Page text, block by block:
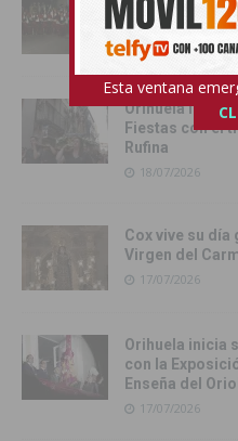
18/07/2026
Orihuela inicia
Fiestas con el
Rufina
18/07/2026
Cox vive su
Virgen del
17/07/2026
Orihuela inicia
con la
Enseña del Oriol
17/07/2026
Esta ventana